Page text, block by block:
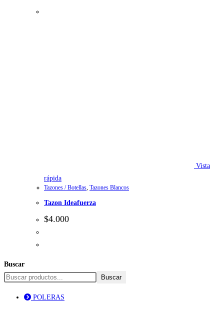
Vista
rápida
Tazones / Botellas, Tazones Blancos
Tazon Ideafuerza
$4.000
Buscar
Buscar
POLERAS